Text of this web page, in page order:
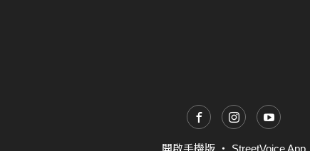
開啟手機版 ・ StreetVoice App